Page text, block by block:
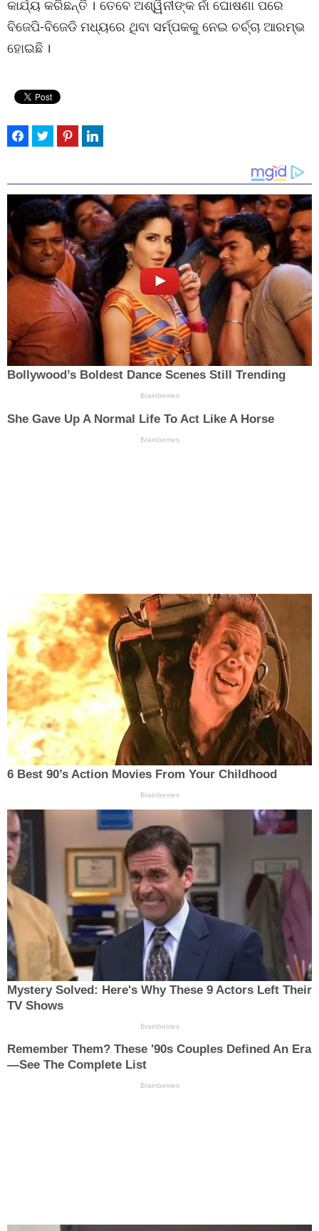
କାର୍ଯ୍ୟ କରିଛନ୍ତି । ତେବେ ଅଶ୍ୱିନୀଙ୍କ ନାଁ ଘୋଷଣା ପରେ
ବିଜେପି-ବିଜେଡି ମଧ୍ୟରେ ଥିବା ସର୍ମ୍ପକକୁ ନେଇ ଚର୍ଚ୍ଚା ଆରମ୍ଭ
ହୋଇଛି ।